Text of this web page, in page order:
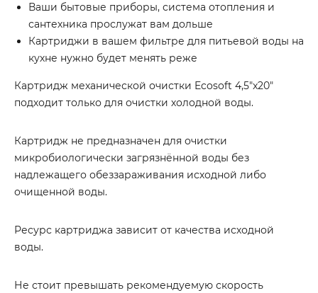
Ваши бытовые приборы, система отопления и
сантехника прослужат вам дольше
Картриджи в вашем фильтре для питьевой воды на
кухне нужно будет менять реже
Картридж механической очистки Ecosoft 4,5″x20″
подходит только для очистки холодной воды.
Картридж не предназначен для очистки
микробиологически загрязнённой воды без
надлежащего обеззараживания исходной либо
очищенной воды.
Ресурс картриджа зависит от качества исходной
воды.
Не стоит превышать рекомендуемую скорость